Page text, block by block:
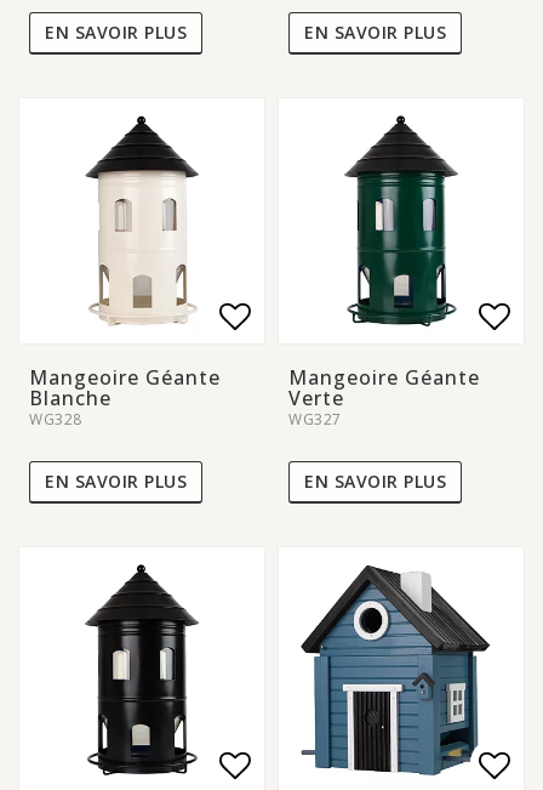
EN SAVOIR PLUS EN SAVOIR PLUS
Add to list of
Add to list of
Mangeoire Géante
Blanche
WG328
EN SAVOIR PLUS
Mangeoire Géante
Verte
WG327
EN SAVOIR PLUS